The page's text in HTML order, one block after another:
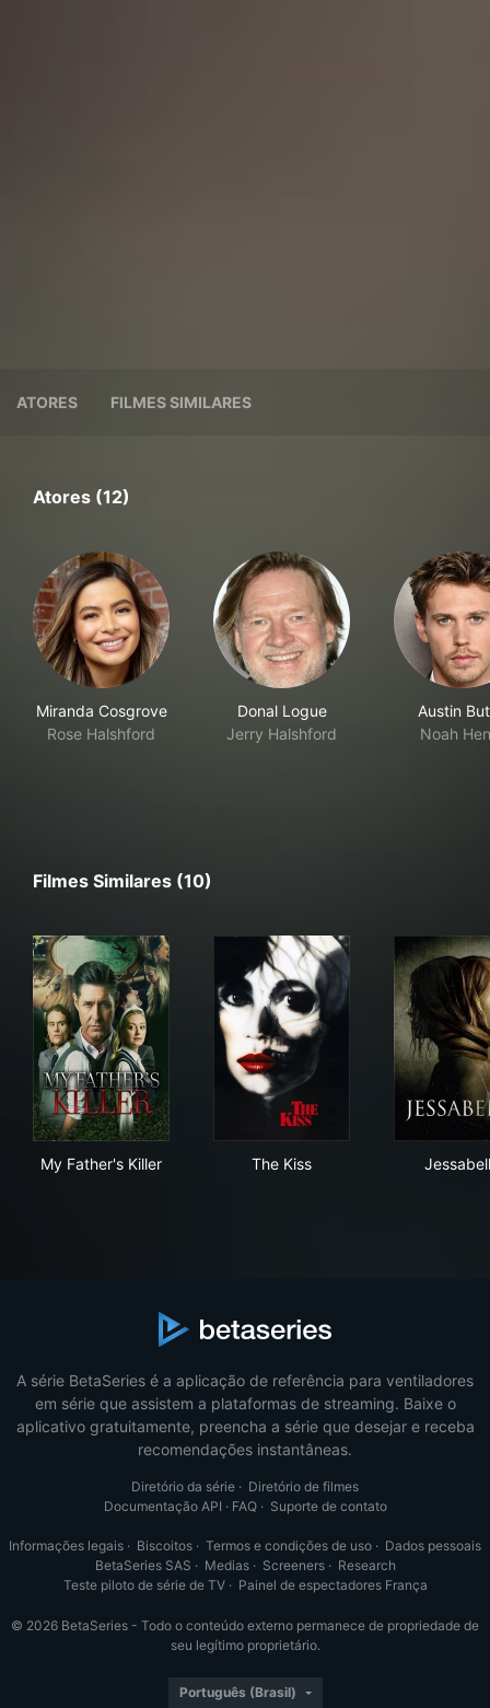
ATORES FILMES SIMILARES
Atores (12)
Miranda Cosgrove
Rose Halshford
Donal Logue
Jerry Halshford
Austin
Noah
Filmes Similares (10)
My Father's Killer The Kiss
A série BetaSeries é a aplicação de referência para ventiladores
em série que assistem a plataformas de streaming. Baixe o
aplicativo gratuitamente, preencha a série que desejar e receba
recomendações instantâneas.
Diretório da série · Diretório de filmes
Documentação API · FAQ· Suporte de contato
Informações legais · Biscoitos · Termos e condições de uso · Dados pessoais
BetaSeries SAS · Medias· Screeners· Research
Teste piloto de série de TV· Painel de espectadores França
© 2026 BetaSeries - Todo o conteúdo externo permanece de propriedade de
seu legítimo proprietário.
Português (Brasil)